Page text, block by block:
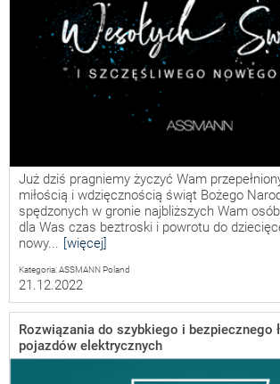
21.12.2022
Już dziś pragniemy życzyć Wam
miłością i wdzięcznością świąt Bożego
spędzonych w gronie najbliższych Wam
dla Was czas beztroski i powrotu do
nowy... [więcej]
Kategoria: ASSMANN Poland
Rozwiązania do szybkiego i bezpiecznego
pojazdów elektrycznych